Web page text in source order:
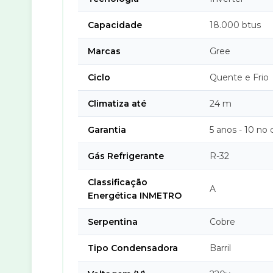
Capacidade 18.000 btus
Marcas Gree
Ciclo Quente e Frio
Climatiza até 24 m
Garantia 5 anos - 10 no
Gás Refrigerante R-32
Classificação
Energética INMETRO
A
Serpentina Cobre
Tipo Condensadora Barril